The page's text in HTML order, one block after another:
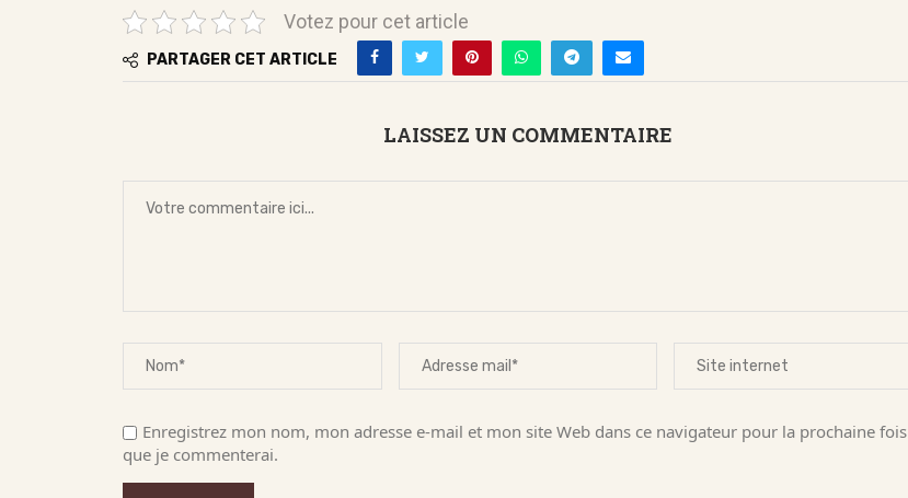
Votez pour cet article
PARTAGER CET ARTICLE
LAISSEZ UN COMMENTAIRE
Enregistrez mon nom, mon adresse e-mail et mon site Web dans ce navigateur pour la prochaine fois
que je commenterai.